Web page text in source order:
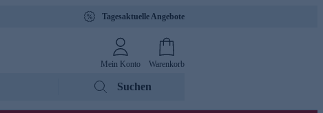
Tagesaktuelle Angebote
Mein Konto Warenkorb
Suchen